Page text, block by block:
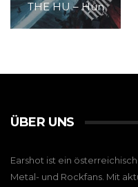
THE HU – Hun
ÜBER UNS
Earshot ist ein
Metal- und Rockfans. Mit